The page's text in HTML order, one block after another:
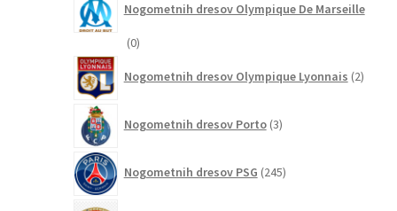
Nogometnih dresov Olympique De Marseille
00
Nogometnih dresov Olympique Lyonnais 2izdelka
Nogometnih dresov Porto 3izdelki
Nogometnih dresov PSG 245izdelkov